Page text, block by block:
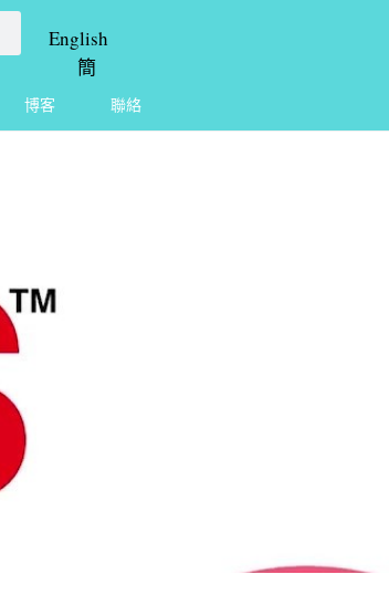
English
簡
博客 聯絡